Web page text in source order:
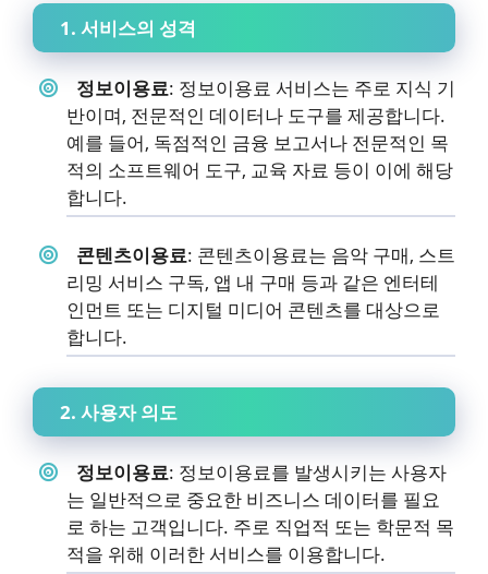
1. 서비스의 성격
정보이용료: 정보이용료 서비스는 주로 지식 기
반이며, 전문적인 데이터나 도구를 제공합니다.
예를 들어, 독점적인 금융 보고서나 전문적인 목
적의 소프트웨어 도구, 교육 자료 등이 이에 해당
합니다.
콘텐츠이용료: 콘텐츠이용료는 음악 구매, 스트
리밍 서비스 구독, 앱 내 구매 등과 같은 엔터테
인먼트 또는 디지털 미디어 콘텐츠를 대상으로
합니다.
2. 사용자 의도
정보이용료: 정보이용료를 발생시키는 사용자
는 일반적으로 중요한 비즈니스 데이터를 필요
로 하는 고객입니다. 주로 직업적 또는 학문적 목
적을 위해 이러한 서비스를 이용합니다.